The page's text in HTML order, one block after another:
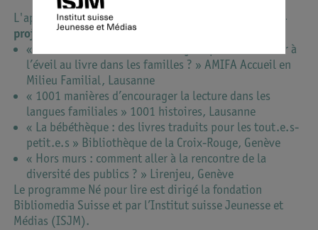
L'après-midi sera consacrée à des ateliers autour des
4
projets suivants:
« Comment l’accueil familial de jour peut contribuer à
l’éveil au livre dans les familles ? » AMIFA Accueil en
Milieu Familial, Lausanne
« 1001 manières d’encourager la lecture dans les
langues familiales » 1001 histoires, Lausanne
« La bébéthèque : des livres traduits pour les tout.e.s-
petit.e.s » Bibliothèque de la Croix-Rouge, Genève
« Hors murs : comment aller à la rencontre de la
diversité des publics ? » Lirenjeu, Genève
Le programme Né pour lire est dirigé la fondation
Bibliomedia Suisse et par l’Institut suisse Jeunesse et
Médias (ISJM).